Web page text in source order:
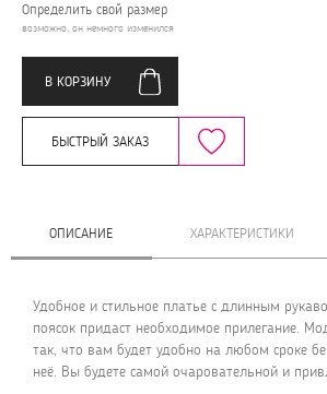
Определить свой размер
возможно, он немного изменился
В КОРЗИНУ
БЫСТРЫЙ ЗАКАЗ
ОПИСАНИЕ ХАРАКТЕРИСТИКИ
Удобное и стильное платье с длинным
поясок придаст необходимое прилегание.
так, что вам будет удобно на любом сроке
неё. Вы будете самой очаровательной и